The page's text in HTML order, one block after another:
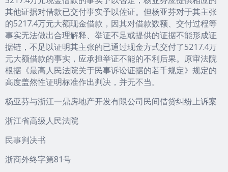
其他证据对借款已交付事实予以佐证。但杨亚芬对于其主张
的5217.4万元大额现金借款，因其对借款数额、交付过程等
事实无法做出合理解释、举证不足或提供的证据不能形成证
据链，不足以证明其主张的已通过现金方式交付了5217.4万
元大额借款的事实，应承担举证不能的不利后果。原审法院
根据《最高人民法院关于民事诉讼证据的若千规定》规定的
高度盖然性证明标准作出判决，并无不当。
杨亚芬与浙江一鼎房地产开发有限公司民间借贷纠纷上诉案
浙江省高级人民法院
民事判决书
浙商外终字第81号